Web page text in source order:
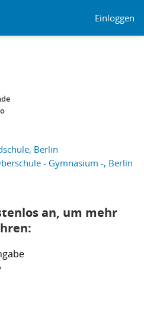
Einloggen
Berlin
- Gymnasium -, Berlin
an, um mehr